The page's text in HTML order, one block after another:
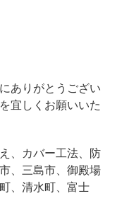
ありがとうござい
宜しくお願いいた
、カバー工法、防
、三島市、御殿場
、清水町、富士